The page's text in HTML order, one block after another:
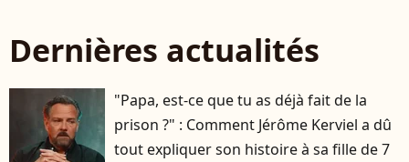
Dernières actualités
"Papa, est-ce que tu as déjà fait de la
prison ?" : Comment Jérôme Kerviel a dû
tout expliquer son histoire à sa fille de 7